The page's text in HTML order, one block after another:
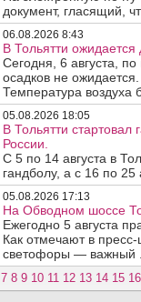
документ, гласящий,
06.08.2026 8:43
В Тольятти ожидается
Сегодня, 6 августа,
осадков не
Температура воздуха
05.08.2026 18:05
В Тольятти
России.
С 5 по 14 августа в
гандболу, а с 16 по
05.08.2026 17:13
На Обводном шоссе
Ежегодно 5 августа
Как отмечают в
светофоры — важный
7 8 9 10 11 12 13 14 15 16